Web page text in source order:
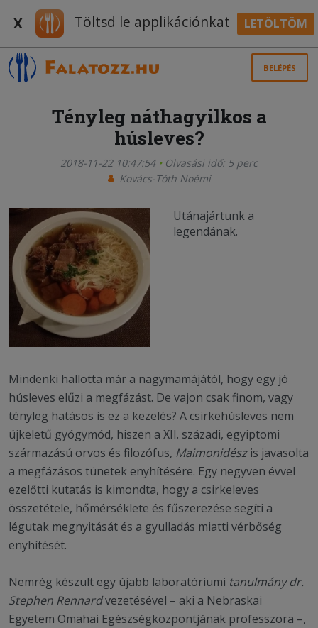
X Töltsd le applikációnkat LETÖLTÖM
BELÉPÉS
Tényleg náthagyilkos a
húsleves?
2018-11-22 10:47:54
Olvasási idő: 5 perc
Kovács-Tóth Noémi
Utánajártunk a
legendának.
Mindenki hallotta már a nagymamájától, hogy egy jó
húsleves elűzi a megfázást. De vajon csak finom, vagy
tényleg hatásos is ez a kezelés? A csirkehúsleves nem
újkeletű gyógymód, hiszen a XII. századi, egyiptomi
származású orvos és filozófus, Maimonidészis javasolta
a megfázásos tünetek enyhítésére. Egy negyven évvel
ezelőtti kutatás is kimondta, hogy a csirkeleves
összetétele, hőmérséklete és fűszerezése segíti a
légutak megnyitását és a gyulladás miatti vérbőség
enyhítését.
Nemrég készült egy újabb laboratóriumi tanulmány dr.
Stephen Rennardvezetésével – aki a Nebraskai
Egyetem Omahai Egészségközpontjának professzora –,